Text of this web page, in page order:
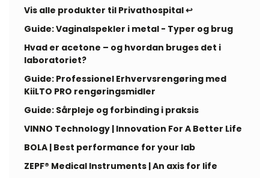
Vis alle produkter til Privathospital ↩
Guide: Vaginalspekler i metal - Typer og brug
Hvad er acetone – og hvordan bruges det i
laboratoriet?
Guide: Professionel Erhvervsrengøring med
KiiLTO PRO rengøringsmidler
Guide: Sårpleje og forbinding i praksis
VINNO Technology | Innovation For A Better Life
BOLA | Best performance for your lab
ZEPF® Medical Instruments | An axis for life